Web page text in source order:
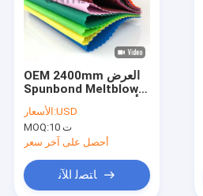
OEM 2400mm العرض
Spunbond Meltblown
لتغطية الزراعة
الأسعار:USD
MOQ:
10 ت
أحصل على آخر سعر
ﺎﺘﺼﻟ ﺍﻶﻧ